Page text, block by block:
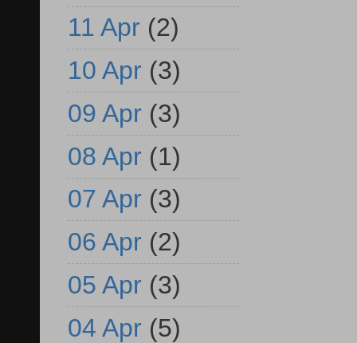
11 Apr (2)
10 Apr (3)
09 Apr (3)
08 Apr (1)
07 Apr (3)
06 Apr (2)
05 Apr (3)
04 Apr (5)